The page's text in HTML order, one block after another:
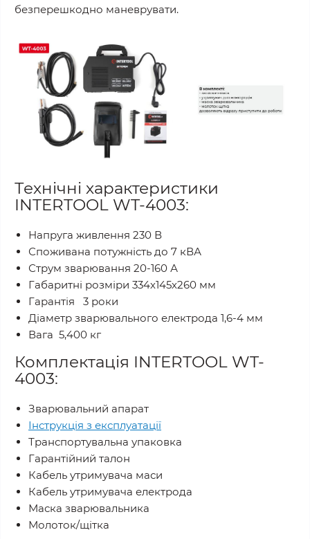
безперешкодно маневрувати.
Технічні характеристики
INTERTOOL WT-4003:
Напруга живлення 230 В
Споживана потужність до 7 кВА
Струм зварювання 20-160 А
Габаритні розміри 334х145х260 мм
Гарантія 3 роки
Діаметр зварювального електрода 1,6-4 мм
Вага 5,400 кг
Комплектація INTERTOOL WT-
4003:
Зварювальний апарат
Інструкція з експлуатації
Транспортувальна упаковка
Гарантійний талон
Кабель утримувача маси
Кабель утримувача електрода
Маска зварювальника
Молоток/щітка